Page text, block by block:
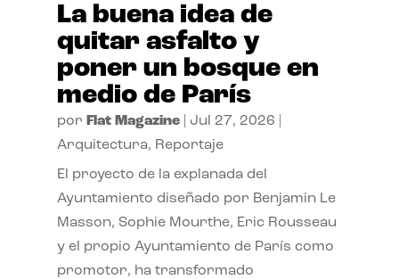
La buena idea de
quitar asfalto y
poner un bosque en
medio de París
por Flat Magazine| Jul 27, 2026
Arquitectura, Reportaje
El proyecto de la explanada del
Ayuntamiento diseñado por Benjamin Le
Masson, Sophie Mourthe, Eric Rousseau
y el propio Ayuntamiento de París como
promotor, ha transformado